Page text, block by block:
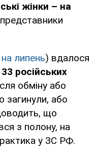
жінки – на
липень) вдалося
російських
обміну або
загинули, або
що
з полону, на
у ЗС РФ.